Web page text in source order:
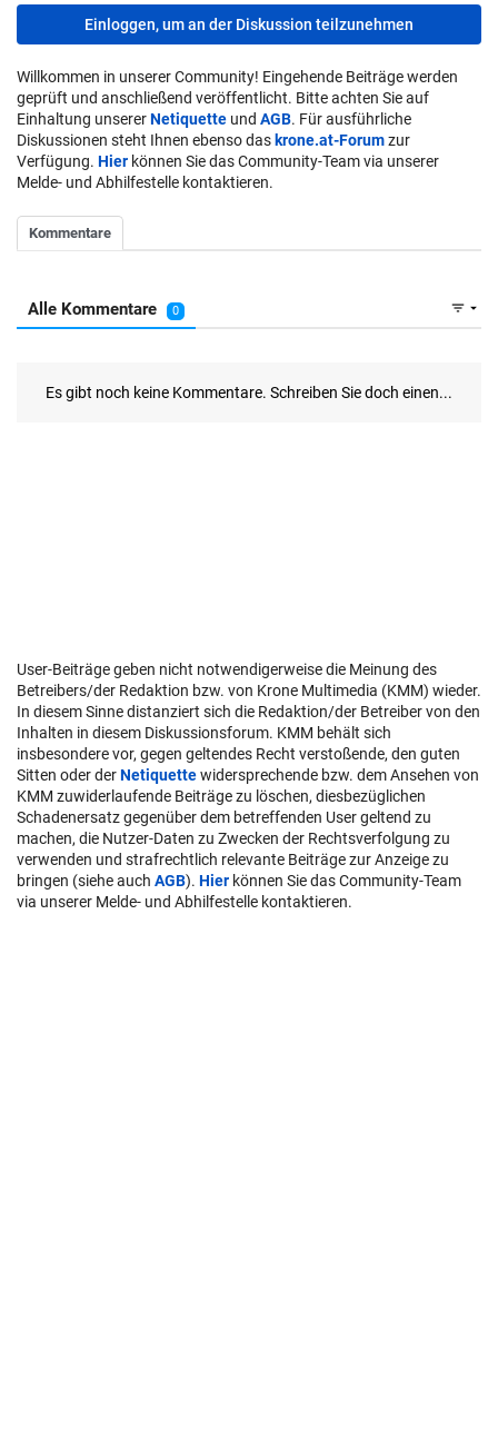
Einloggen, um an der Diskussion teilzunehmen
Willkommen in unserer Community! Eingehende Beiträge werden
geprüft und anschließend veröffentlicht. Bitte achten Sie auf
Einhaltung unsererNetiquette und AGB. Für ausführliche
Diskussionen steht Ihnen ebenso das krone.at-Forumzur
Verfügung. Hier können Sie das Community-Team via unserer
Melde- und Abhilfestelle kontaktieren.
User-Beiträge geben nicht notwendigerweise die Meinung des
Betreibers/der Redaktion bzw. von Krone Multimedia (KMM) wieder.
In diesem Sinne distanziert sich die Redaktion/der Betreiber von den
Inhalten in diesem Diskussionsforum. KMM behält sich
insbesondere vor, gegen geltendes Recht verstoßende, den guten
Sitten oder derNetiquettewidersprechende bzw. dem Ansehen von
KMM zuwiderlaufende Beiträge zu löschen, diesbezüglichen
Schadenersatz gegenüber dem betreffenden User geltend zu
machen, die Nutzer-Daten zu Zwecken der Rechtsverfolgung zu
verwenden und strafrechtlich relevante Beiträge zur Anzeige zu
bringen (siehe auch AGB). Hier können Sie das Community-Team
via unserer Melde- und Abhilfestelle kontaktieren.